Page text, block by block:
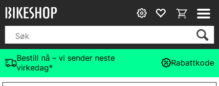
Bestill nå – vi sender neste
virkedag*
Rabattkode